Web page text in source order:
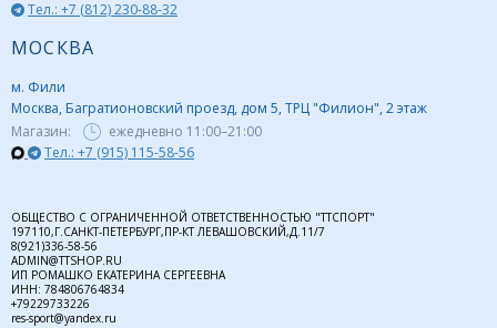
Тел.: +7 (812) 230-88-32
МОСКВА
м. Фили
Москва, Багратионовский проезд, дом 5, ТРЦ "Филион", 2 этаж
Магазин:
ежедневно 11:00–21:00
Тел.: +7 (915) 115-58-56
ОБЩЕСТВО С ОГРАНИЧЕННОЙ ОТВЕТСТВЕННОСТЬЮ "ТТСПОРТ"
197110,Г.САНКТ-ПЕТЕРБУРГ,ПР-КТ ЛЕВАШОВСКИЙ,Д.11/7
8(921)336-58-56
ADMIN@TTSHOP.RU
ИП РОМАШКО ЕКАТЕРИНА СЕРГЕЕВНА
ИНН: 784806764834
+79229733226
res-sport@yandex.ru